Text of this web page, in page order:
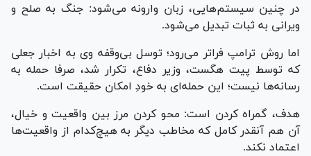
در چنین سیستم‌هایی، زبان وارونه می‌شود: جنگ به صلح و
ویرانی به ثبات تبدیل می‌شود.
اما روش ترامپ فراتر می‌رود؛ توسل بی‌وقفه وی به اخبار جعلی
که توسط پیت هگست، وزیر دفاع، تکرار شد، صرفا حمله به
رسانه‌ها نیست؛ این حمله‌ای به خودِ امکان حقیقت است.
هدف، گمراه کردن است: محو کردن مرز بین واقعیت و خیال،
آن هم آنقدر کامل که مخاطب دیگر به هیچ‌کدام از واقعیت‌ها
اعتماد نکند.